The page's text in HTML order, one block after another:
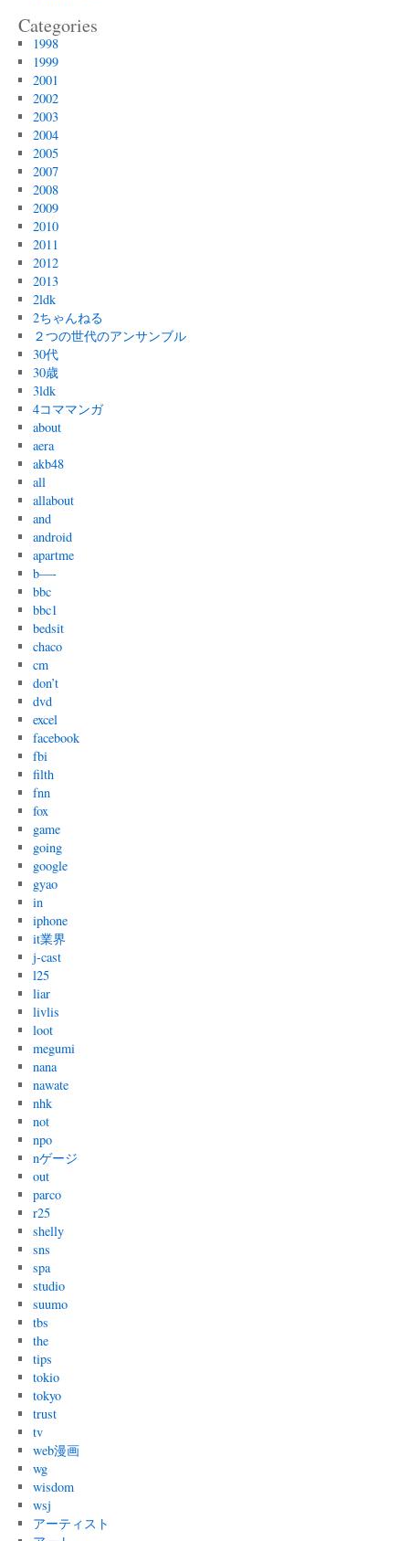
Categories
1998
1999
2001
2002
2003
2004
2005
2007
2008
2009
2010
2011
2012
2013
2ldk
2ちゃんねる
２つの世代のアンサンブル
30代
30歳
3ldk
4コママンガ
about
aera
akb48
all
allabout
and
android
apartme
b—-
bbc
bbc1
bedsit
chaco
cm
don’t
dvd
excel
facebook
fbi
filth
fnn
fox
game
going
google
gyao
in
iphone
it業界
j-cast
l25
liar
livlis
loot
megumi
nana
nawate
nhk
not
npo
nゲージ
out
parco
r25
shelly
sns
spa
studio
suumo
tbs
the
tips
tokio
tokyo
trust
tv
web漫画
wg
wisdom
wsj
アーティスト